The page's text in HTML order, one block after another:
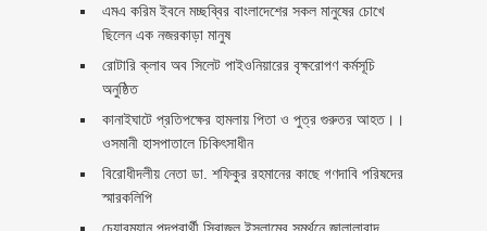
এমএ করিম ইবনে মচ্ছব্বির বাংলাদেশের সকল মানুষের চোখে
ছিলেন এক নজরকাড়া মানুষ ‎
রোটারি ক্লাব অব সিলেট পাইওনিয়ারের বৃক্ষরোপণ কর্মসূচি
অনুষ্ঠিত
কানাইঘাটে প্রতিপক্ষের হামলায় পিতা ও পুত্র গুরুতর আহত।।
ওসমানী হাসপাতালে চিকিৎসাধীন
বিরোধীদলীয় নেতা ডা. শফিকুর রহমানের কাছে গণদাবি পরিষদের
স্মারকলিপি ‎
চেয়ারম্যান পদপ্রার্থী সিরাজুল ইসলামের সমর্থনে জালালাবাদ